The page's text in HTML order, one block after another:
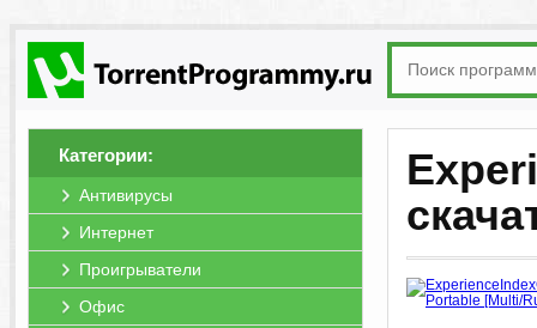
Категории:
Антивирусы
Интернет
Проигрыватели
Офис